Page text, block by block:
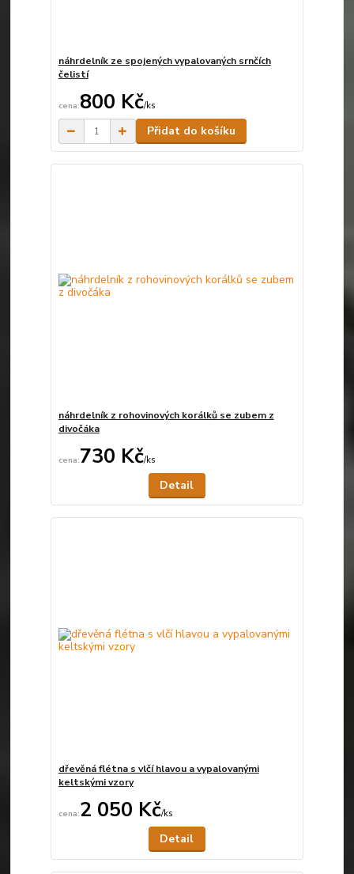
náhrdelník ze spojených vypalovaných srnčích
čelistí
800 Kč/ks
Přidat do košíku
náhrdelník z rohovinových korálků se zubem z
divočáka
730 Kč/ks
Detail
dřevěná flétna s vlčí hlavou a vypalovanými
keltskými vzory
2 050 Kč/ks
Detail